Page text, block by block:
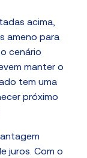
acima,
ameno para
cenário
manter o
tem uma
próximo
juros. Com o